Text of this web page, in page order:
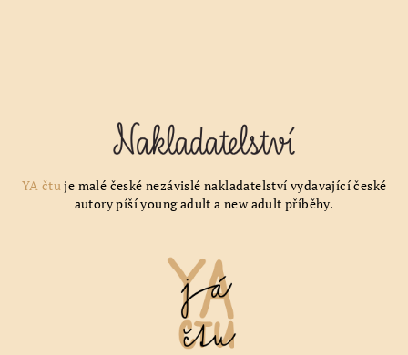
YA čtuje malé české nezávislé nakladatelství vydavající české
autory píší young adult a new adult příběhy.